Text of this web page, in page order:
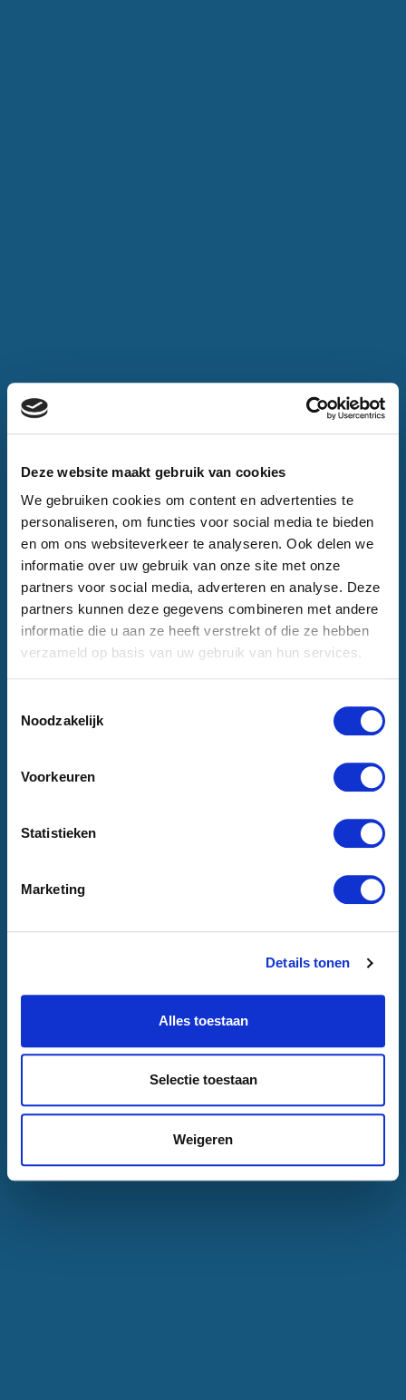
Deze website maakt gebruik van cookies
We gebruiken cookies om content en advertenties te
personaliseren, om functies voor social media te bieden
en om ons websiteverkeer te analyseren. Ook delen we
informatie over uw gebruik van onze site met onze
partners voor social media, adverteren en analyse. Deze
partners kunnen deze gegevens combineren met andere
informatie die u aan ze heeft verstrekt of die ze hebben
verzameld op basis van uw gebruik van hun services.
Noodzakelijk
Voorkeuren
Statistieken
Marketing
Details tonen
Alles toestaan
Selectie toestaan
Weigeren